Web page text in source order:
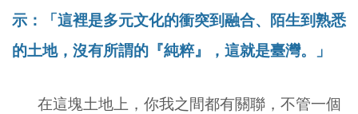
示：「這裡是多元文化的衝突到融合、陌生到熟悉
的土地，沒有所謂的『純粹』，這就是臺灣。」
在這塊土地上，你我之間都有關聯，不管一個